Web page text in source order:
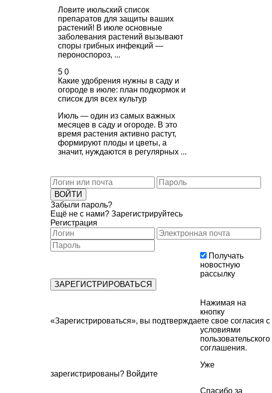
Ловите июльский список
препаратов для защиты ваших
растений! В июле основные
заболевания растений вызывают
споры грибных инфекций —
пероноспороз, ...
5 0
Какие удобрения нужны в саду и
огороде в июле: план подкормок и
список для всех культур
Июль — один из самых важных
месяцев в саду и огороде. В это
время растения активно растут,
формируют плоды и цветы, а
значит, нуждаются в регулярных ...
Забыли пароль?
Ещё не с нами? Зарегистрируйтесь
Регистрация
Получать
новостную
рассылку
Нажимая на
кнопку
«Зарегистрироваться», вы подтверждаете свое согласия с
условиями
пользовательского
соглашения.
Уже
зарегистрированы? Войдите
Спасибо за